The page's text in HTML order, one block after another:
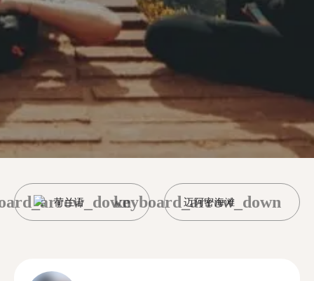
荷兰语 迈阿密海滩
keyboard_arrow_down